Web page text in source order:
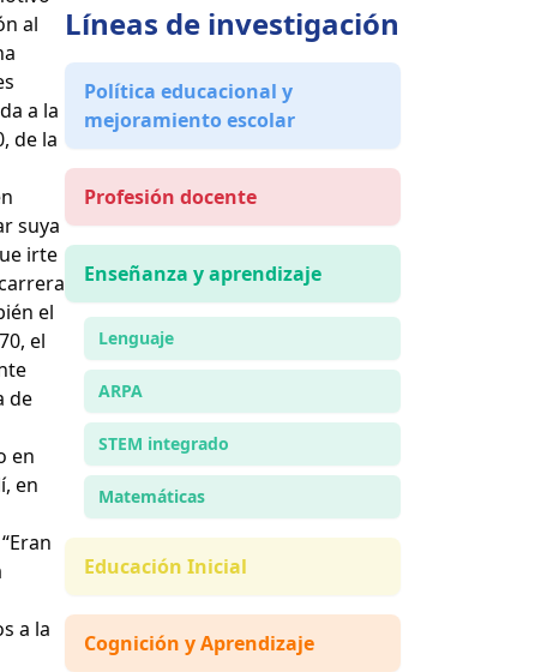
al
a la
de la
suya
irte
el
el
de
en
en
a la
Líneas de investigación
Política educacional y
mejoramiento escolar
Profesión docente
Enseñanza y aprendizaje
Lenguaje
ARPA
STEM integrado
Matemáticas
Educación Inicial
Cognición y Aprendizaje